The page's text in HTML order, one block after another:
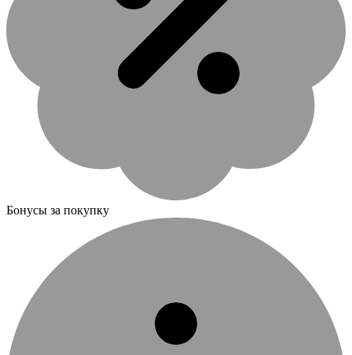
Бонусы за покупку